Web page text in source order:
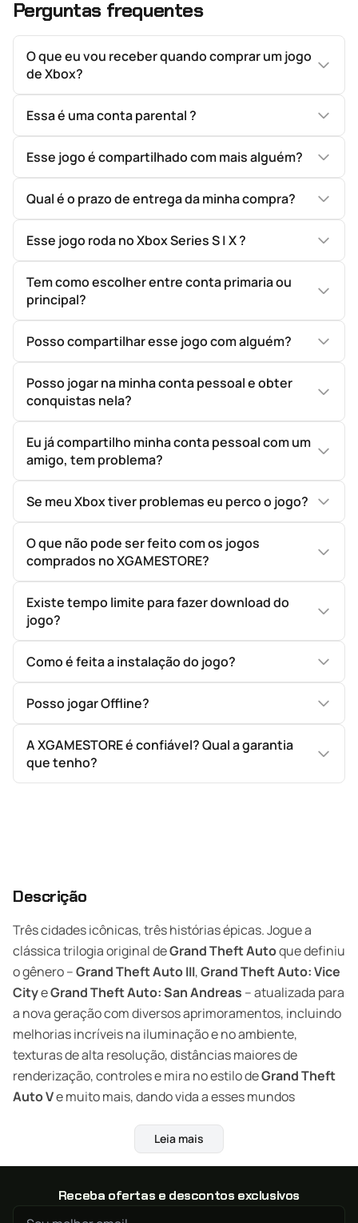
Perguntas frequentes
O que eu vou receber quando comprar um jogo
de Xbox?
Essa é uma conta parental ?
Esse jogo é compartilhado com mais alguém?
Qual é o prazo de entrega da minha compra?
Esse jogo roda no Xbox Series S | X ?
Tem como escolher entre conta primaria ou
principal?
Posso compartilhar esse jogo com alguém?
Posso jogar na minha conta pessoal e obter
conquistas nela?
Eu já compartilho minha conta pessoal com um
amigo, tem problema?
Se meu Xbox tiver problemas eu perco o jogo?
O que não pode ser feito com os jogos
comprados no XGAMESTORE?
Existe tempo limite para fazer download do
jogo?
Como é feita a instalação do jogo?
Posso jogar Offline?
A XGAMESTORE é confiável? Qual a garantia
que tenho?
Descrição
Três cidades icônicas, três histórias épicas. Jogue a
clássica trilogia original deGrand Theft Autoque definiu
o gênero –Grand Theft Auto III,Grand Theft Auto: Vice
CityeGrand Theft Auto: San Andreas – atualizada para
a nova geração com diversos aprimoramentos, incluindo
melhorias incríveis na iluminação e no ambiente,
texturas de alta resolução, distâncias maiores de
renderização, controles e mira no estilo deGrand Theft
Auto Ve muito mais, dando vida a esses mundos
Grand Theft Auto: The Trilogy – The Definitive
Editioninclui:
Grand Theft Auto III: tudo começa em Liberty City.
Leia mais
Receba ofertas e descontos exclusivos